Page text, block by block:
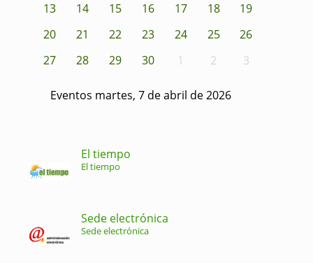
13
14 15 16 17 18
19
20
21 22 23 24 25
26
27
28 29 30 1 2 3
Eventos martes, 7 de abril de 2026
El tiempo
El tiempo
Sede electrónica
Sede electrónica